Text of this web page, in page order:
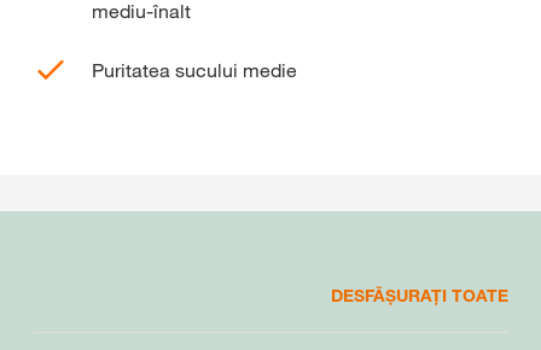
mediu-înalt
Puritatea sucului medie
DESFĂȘURAȚI TOATE